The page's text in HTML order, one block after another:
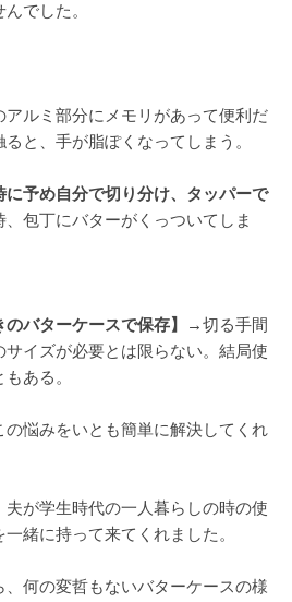
でした。
ルミ部分にメモリがあって便利だ
と、手が脂ぽくなってしまう。
に予め自分で切り分け、タッパーで
包丁にバターがくっついてしま
バターケースで保存】
→切る手間
イズが必要とは限らない。結局使
ある。
悩みをいとも簡単に解決してくれ
が学生時代の一人暮らしの時の使
緒に持って来てくれました。
、何の変哲もないバターケースの様